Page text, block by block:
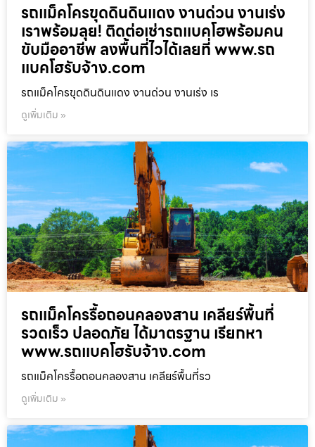
รถแม็คโครขุดดินดินแดง งานด่วน งานเร่ง
เราพร้อมลุย! ติดต่อเช่ารถแบคโฮพร้อมคน
ขับมืออาชีพ ลงพื้นที่ไวได้เลยที่ www.รถ
แบคโฮรับจ้าง.com
รถแม็คโครขุดดินดินแดง งานด่วน งานเร่ง เร
ดูเพิ่มเติม »
รถแม็คโครรื้อถอนคลองสาน เคลียร์พื้นที่
รวดเร็ว ปลอดภัย ได้มาตรฐาน เรียกหา
www.รถแบคโฮรับจ้าง.com
รถแม็คโครรื้อถอนคลองสาน เคลียร์พื้นที่รว
ดูเพิ่มเติม »